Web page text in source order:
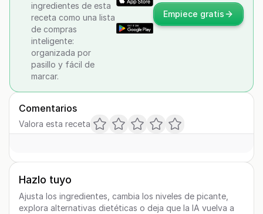
ingredientes de esta
receta como una lista
de compras
inteligente:
organizada por
pasillo y fácil de
marcar.
Empiece gratis
Comentarios
Valora esta receta
Hazlo tuyo
Ajusta los ingredientes, cambia los niveles de picante,
explora alternativas dietéticas o deja que la IA vuelva a